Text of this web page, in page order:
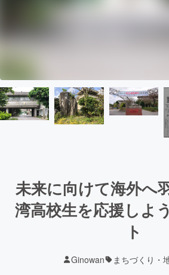
未来に向けて海外へ
湾高校生を応援しよ
ト
Ginowan まちづくり・